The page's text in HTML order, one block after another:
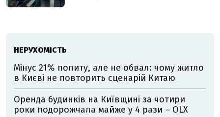
НЕРУХОМІСТЬ
Мінус 21% попиту, але не обвал: чому житло
в Києві не повторить сценарій Китаю
Оренда будинків на Київщині за чотири
роки подорожчала майже у 4 рази – OLX